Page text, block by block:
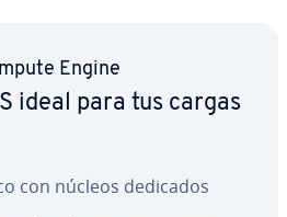
Engine
ideal para tus cargas
con núcleos dedicados